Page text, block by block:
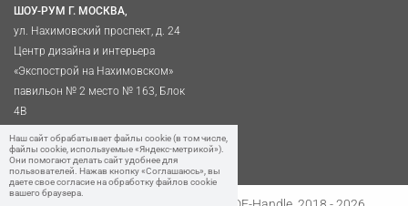
ШОУ-РУМ Г. МОСКВА,
ул. Нахимовский проспект, д. 24
Центр дизайна и интерьера
«Экспострой на Нахимовском»
павильон № 2 место № 163, Блок
4B
Политика обработки
персональных данных
Наш сайт обрабатывает файлы cookie (в том числе,
файлы cookie, используемые «Яндекс-метрикой»).
Они помогают делать сайт удобнее для
пользователей. Нажав кнопку «Соглашаюсь», вы
даете свое согласие на обработку файлов cookie
вашего браузера.